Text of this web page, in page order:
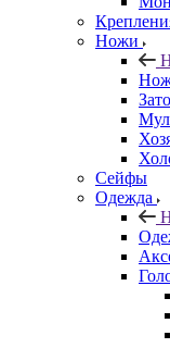
Ножи
Сейфы
Одежда